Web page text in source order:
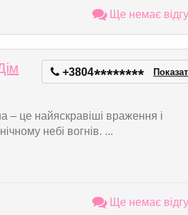
Ще немає
+3804********
– це найяскравіші враження і
небі вогнів. ...
Ще немає